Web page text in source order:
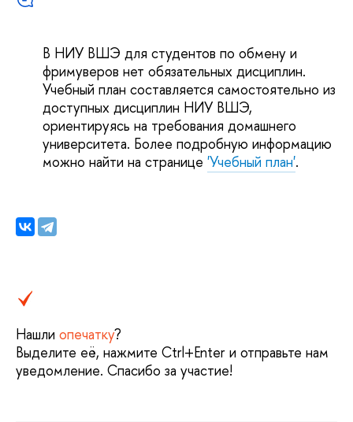
В НИУ ВШЭ для студентов по обмену и
фримуверов нет обязательных дисциплин.
Учебный план составляется самостоятельно из
доступных дисциплин НИУ ВШЭ,
ориентируясь на требования домашнего
университета. Более подробную информацию
можно найти на странице 'Учебный план'.
Нашли опечатку?
Выделите её, нажмите Ctrl+Enter и отправьте нам
уведомление. Спасибо за участие!